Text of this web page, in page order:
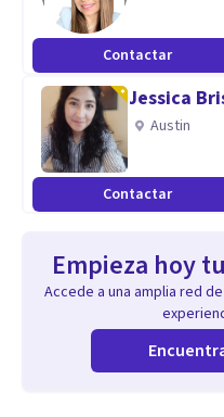
alimentación, aprendizaje,
Psicología perinatal;
para perder peso, dejar de
Aptitudes
Licenciada en psicología
años) en el área infanto-
autoestima, bullying,
alimentación, aprendizaje,
Psicología perinatal;
para perder peso, dejar de
Contactar
Jessica
Austin
Contactar
Empieza hoy
Accede a una amplia red